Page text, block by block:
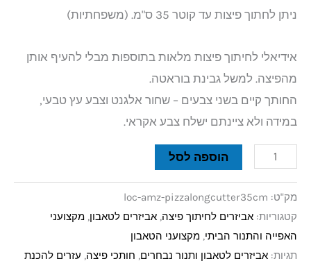
ניתן לחתוך פיצות עד קוטר 35 ס"מ. (משפחתיות)
אידיאלי לחיתוך פיצות מלאות בתוספות מבלי להעיף אותן
מהפיצה. למשל גבינת בוראטה.
החותך קיים בשני צבעים – שחור אלגנט וצבע עץ טבעי,
במידה ולא ציינתם ישלח צבע אקראי.
הוספה לסל
מק"ט: loc-amz-pizzalongcutter35cm
קטגוריות: אביזרים לחיתוך פיצה, אביזרים לטאבון, מקצועני
האפייה והתנור הביתי, מקצועני הטאבון
תגיות: אביזרים לטאבון ותנור נבחרים, חותכי פיצה, עזרים להכנת